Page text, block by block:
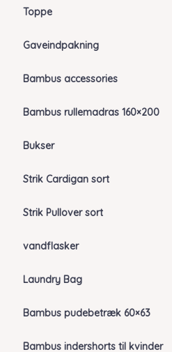
Toppe
Gaveindpakning
Bambus accessories
Bambus rullemadras 160×200
Bukser
Strik Cardigan sort
Strik Pullover sort
vandflasker
Laundry Bag
Bambus pudebetræk 60×63
Bambus indershorts til kvinder